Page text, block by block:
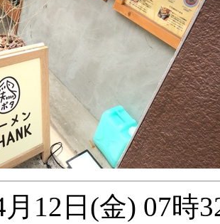
月12日(金) 07時